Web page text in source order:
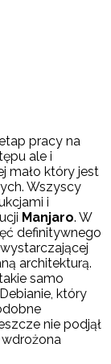
pracy na
ale i
mało który jest
Wszyscy
i
Manjaro. W
definitywnego
architekturą.
samo
który
nie podjął